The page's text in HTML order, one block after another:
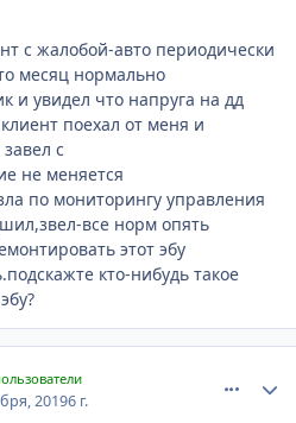
с жалобой-авто периодически
месяц нормально
и увидел что напруга на дд
поехал от меня и
с
не меняется
по мониторингу управления
все норм опять
этот эбу
кто-нибудь такое
20196 г.